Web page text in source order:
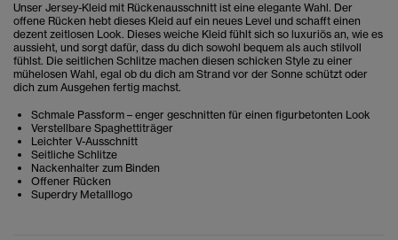
Unser Jersey-Kleid mit Rückenausschnitt ist eine elegante Wahl. Der
offene Rücken hebt dieses Kleid auf ein neues Level und schafft einen
dezent zeitlosen Look. Dieses weiche Kleid fühlt sich so luxuriös an, wie es
aussieht, und sorgt dafür, dass du dich sowohl bequem als auch stilvoll
fühlst. Die seitlichen Schlitze machen diesen schicken Style zu einer
mühelosen Wahl, egal ob du dich am Strand vor der Sonne schützt oder
dich zum Ausgehen fertig machst.
Schmale Passform – enger geschnitten für einen figurbetonten Look
Verstellbare Spaghettiträger
Leichter V-Ausschnitt
Seitliche Schlitze
Nackenhalter zum Binden
Offener Rücken
Superdry Metalllogo